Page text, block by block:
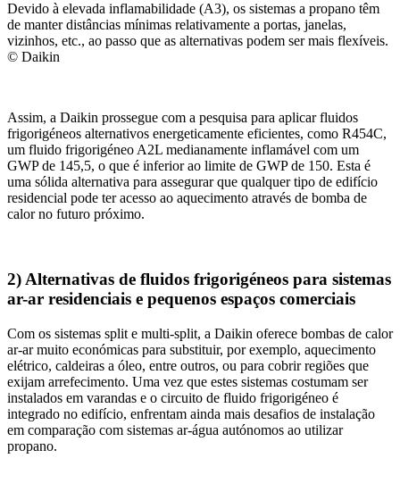
Devido à elevada inflamabilidade (A3), os sistemas a propano têm
de manter distâncias mínimas relativamente a portas, janelas,
vizinhos, etc., ao passo que as alternativas podem ser mais flexíveis.
© Daikin
Assim, a Daikin prossegue com a pesquisa para aplicar fluidos
frigorigéneos alternativos energeticamente eficientes, como R454C,
um fluido frigorigéneo A2L medianamente inflamável com um
GWP de 145,5, o que é inferior ao limite de GWP de 150. Esta é
uma sólida alternativa para assegurar que qualquer tipo de edifício
residencial pode ter acesso ao aquecimento através de bomba de
calor no futuro próximo.
2) Alternativas de fluidos frigorigéneos para sistemas
ar-ar residenciais e pequenos espaços comerciais
Com os sistemas split e multi-split, a Daikin oferece bombas de calor
ar-ar muito económicas para substituir, por exemplo, aquecimento
elétrico, caldeiras a óleo, entre outros, ou para cobrir regiões que
exijam arrefecimento. Uma vez que estes sistemas costumam ser
instalados em varandas e o circuito de fluido frigorigéneo é
integrado no edifício, enfrentam ainda mais desafios de instalação
em comparação com sistemas ar-água autónomos ao utilizar
propano.